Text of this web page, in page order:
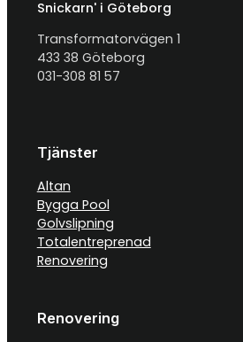
Snickarn' i Göteborg
Transformatorvägen 1
433 38 Göteborg
031-308 81 57
Tjänster
Altan
Bygga Pool
Golvslipning
Totalentreprenad
Renovering
Renovering